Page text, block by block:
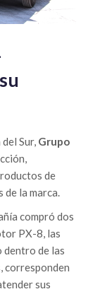
Sur, Grupo
de
de la marca.
compró dos
PX-8, las
dentro de las
corresponden
sus